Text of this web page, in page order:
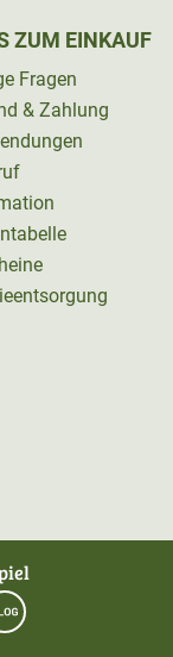
ZUM EINKAUF
Fragen
& Zahlung